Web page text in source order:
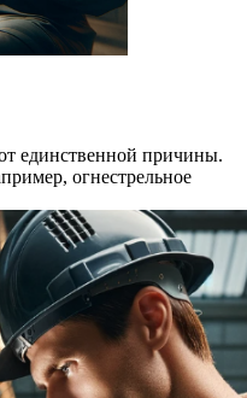
единственной причины.
огнестрельное